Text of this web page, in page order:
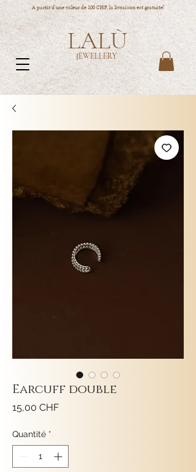
A partir d'une valeur de 100 CHF, la livraison est gratuite!
LALÙ
JEWELLERY
Earcuff double
15,00 CHFPrix
Quantité *